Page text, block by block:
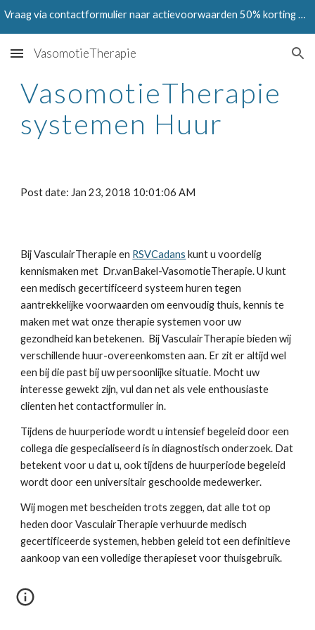
Vraag via contactformulier naar actievoorwaarden 50% korting op Testen in juni en juli 2024
VasomotieTherapie
VasomotieTherapie
systemen Huur
Post date: Jan 23, 2018 10:01:06 AM
Bij VasculairTherapie en RSVCadans kunt u voordelig
kennismaken met  Dr.vanBakel-VasomotieTherapie. U kunt
een medisch gecertificeerd systeem huren tegen
aantrekkelijke voorwaarden om eenvoudig thuis, kennis te
maken met wat onze therapie systemen voor uw
gezondheid kan betekenen.  Bij VasculairTherapie bieden wij
verschillende huur-overeenkomsten aan. Er zit er altijd wel
een bij die past bij uw persoonlijke situatie. Mocht uw
interesse gewekt zijn, vul dan net als vele enthousiaste
clienten het contactformulier in.
Tijdens de huurperiode wordt u intensief begeleid door een
collega die gespecialiseerd is in diagnostisch onderzoek. Dat
betekent voor u dat u, ook tijdens de huurperiode begeleid
wordt door een universitair geschoolde medewerker.
Wij mogen met bescheiden trots zeggen, dat alle tot op
heden door VasculairTherapie verhuurde medisch
gecertificeerde systemen, hebben geleid tot een definitieve
aankoop van een volledige therapieset voor thuisgebruik.